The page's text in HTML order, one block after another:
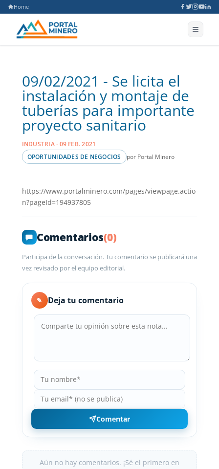
Home
09/02/2021 - Se licita el
instalación y montaje de
tuberías para importante
proyecto sanitario
INDUSTRIA · 09 FEB. 2021
OPORTUNIDADES DE NEGOCIOS
por Portal Minero
https://www.portalminero.com/pages/viewpage.actio
n?pageId=194937805
Comentarios(0)
Participa de la conversación. Tu comentario se publicará una
vez revisado por el equipo editorial.
✎ Deja tu comentario
Comentar
Aún no hay comentarios. ¡Sé el primero en